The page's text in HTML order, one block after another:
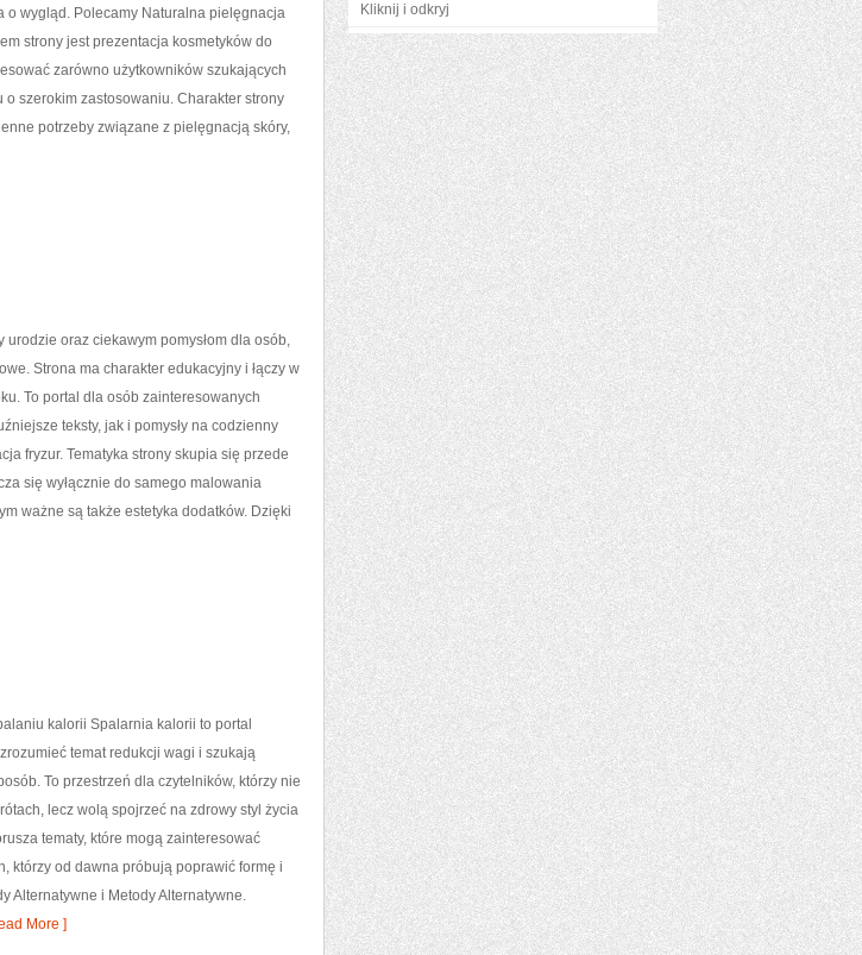
wygląd. Polecamy Naturalna pielęgnacja
strony jest prezentacja kosmetyków do
zarówno użytkowników szukających
szerokim zastosowaniu. Charakter strony
potrzeby związane z pielęgnacją skóry,
oraz ciekawym pomysłom dla osób,
Strona ma charakter edukacyjny i łączy w
To portal dla osób zainteresowanych
teksty, jak i pomysły na codzienny
fryzur. Tematyka strony skupia się przede
się wyłącznie do samego malowania
ważne są także estetyka dodatków. Dzięki
kalorii Spalarnia kalorii to portal
temat redukcji wagi i szukają
To przestrzeń dla czytelników, którzy nie
lecz wolą spojrzeć na zdrowy styl życia
tematy, które mogą zainteresować
którzy od dawna próbują poprawić formę i
Alternatywne i Metody Alternatywne.
More ]
Kliknij i odkryj